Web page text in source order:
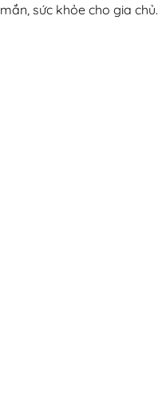
sức khỏe cho gia chủ.